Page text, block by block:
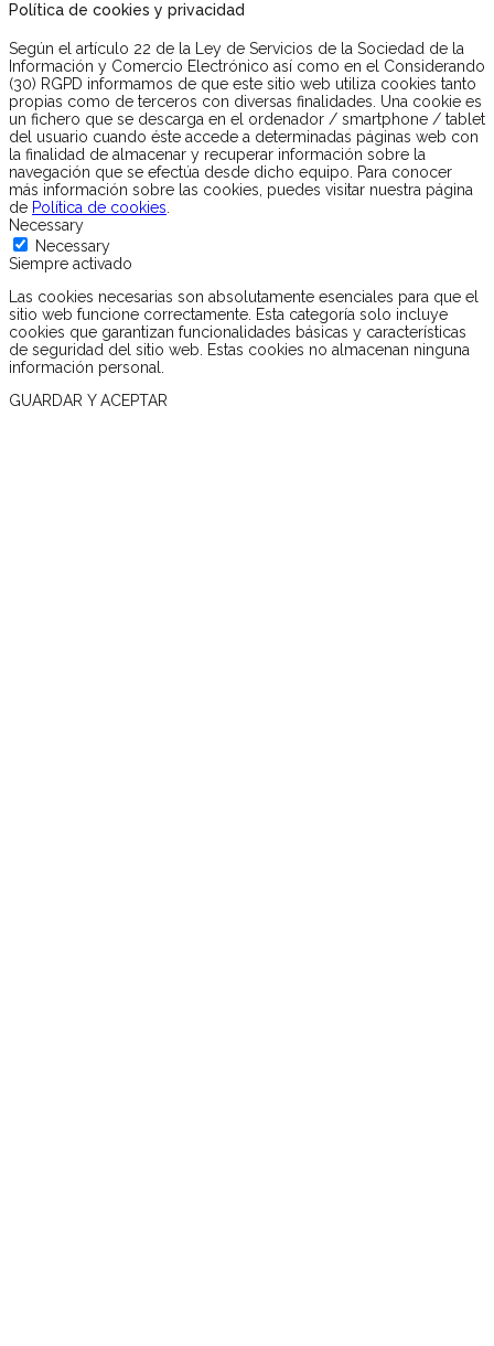
Política de cookies y privacidad
Según el artículo 22 de la Ley de Servicios de la Sociedad de la
Información y Comercio Electrónico así como en el Considerando
(30) RGPD informamos de que este sitio web utiliza cookies tanto
propias como de terceros con diversas finalidades. Una cookie es
un fichero que se descarga en el ordenador / smartphone / tablet
del usuario cuando éste accede a determinadas páginas web con
la finalidad de almacenar y recuperar información sobre la
navegación que se efectúa desde dicho equipo. Para conocer
más información sobre las cookies, puedes visitar nuestra página
de Política de cookies
Necessary
Necessary
Siempre activado
Las cookies necesarias son absolutamente esenciales para que el
sitio web funcione correctamente. Esta categoría solo incluye
cookies que garantizan funcionalidades básicas y características
de seguridad del sitio web. Estas cookies no almacenan ninguna
información personal.
GUARDAR Y ACEPTAR